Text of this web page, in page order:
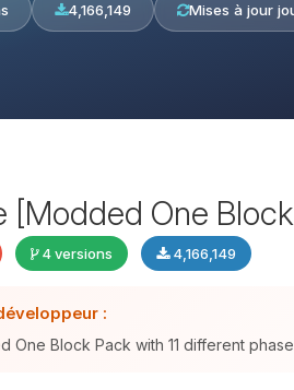
4,166,149 Mises à jour
[Modded One
4 versions 4,166,149
:
One Block Pack with 11 different